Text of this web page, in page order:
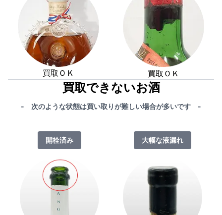
買取ＯＫ 買取ＯＫ
買取できないお酒
- 次のような状態は買い取りが難しい場合が多いです -
開栓済み 大幅な液漏れ